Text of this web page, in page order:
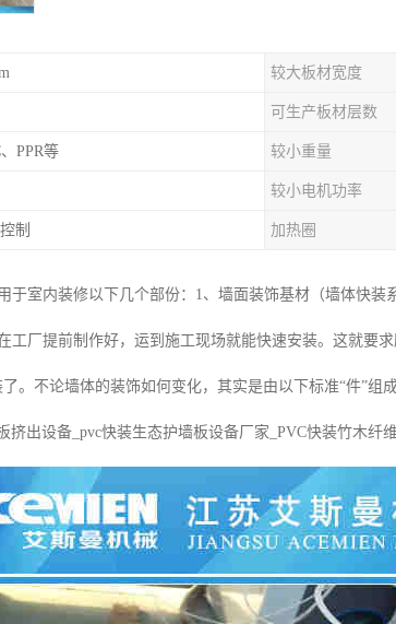
较大板材宽度
可生产板材层数
PPR等 较小重量
较小电机功率
制 加热圈
于室内装修以下几个部份：1、墙面装饰基材（墙体快
工厂提前制作好，运到施工现场就能快速安装。这就要
。不论墙体的装饰如何变化，其实是由以下标准“件”组
挤出设备_pvc快装生态护墙板设备厂家_PVC快装竹木纤